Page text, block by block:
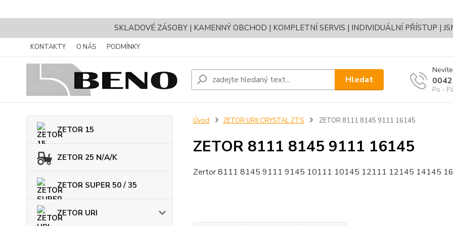
SKLADOVÉ ZÁSOBY | KAMENNÝ OBCHOD | KOMPLETNÍ SERVIS | INDIVIDUÁLNÍ PŘÍSTUP |
KONTAKTY O NÁS PODMÍNKY
Hledat
Po -
ZETOR 15
ZETOR 25 N/A/K
ZETOR SUPER 50 / 35
ZETOR URI
Úvod ZETOR URII CRYSTAL ZTS ZETOR 8111 8145 9111 16145
ZETOR 8111 8145 9111 16145
Zertor 8111 8145 9111 9145 10111 10145 12111 12145 14145